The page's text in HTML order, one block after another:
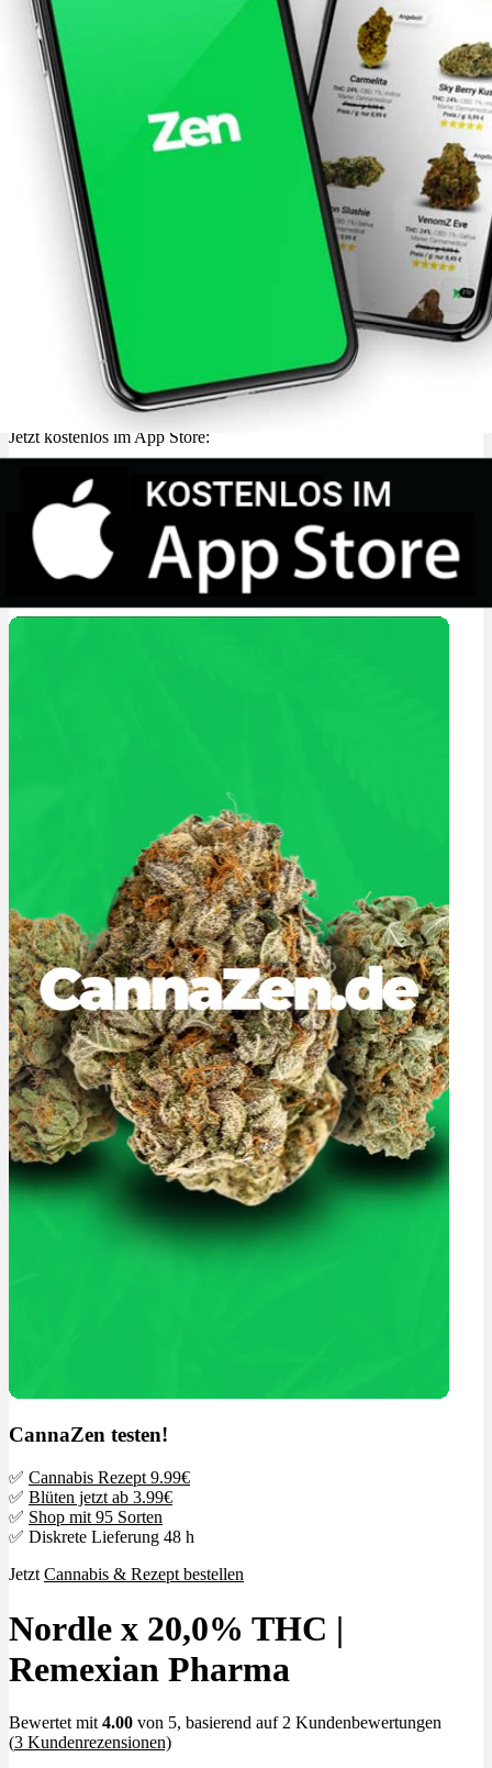
Jetzt kostenlos im App Store:
CannaZen testen!
✅ Cannabis Rezept 9.99€
✅ Blüten jetzt ab 3.99€
✅ Shop mit 95 Sorten
✅ Diskrete Lieferung 48 h
Jetzt Cannabis & Rezept bestellen
Nordle x 20,0% THC |
Remexian Pharma
Bewertet mit 4.00 von 5, basierend auf 2 Kundenbewertungen
(3 Kundenrezensionen)